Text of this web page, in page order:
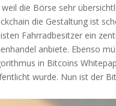
die Börse sehr
die Gestaltung ist
Fahrradbesitzer ein
anbiete. Ebenso
in Bitcoins
wurde. Nun ist der